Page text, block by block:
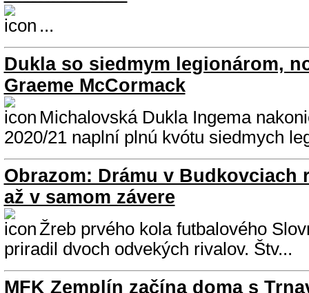
...
Dukla so siedmym legionárom,
Graeme McCormack
Michalovská Dukla Ingema
2020/21 naplní plnú kvótu siedmych
Obrazom: Drámu v Budkovciach
až v samom závere
Žreb prvého kola futbalového
priradil dvoch odvekých rivalov. Štv...
MFK Zemplín začína doma s